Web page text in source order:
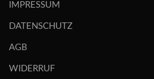
IMPRESSUM
DATENSCHUTZ
AGB
WIDERRUF